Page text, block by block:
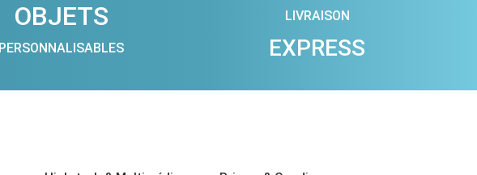
OBJETS
PERSONNALISABLES
LIVRAISON
EXPRESS